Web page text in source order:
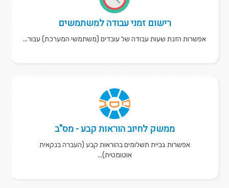
רישום זמני עבודה למשתמשים
אפשרות הזנת שעות עבודה של עובדים (משתמשי המערכת) עבור...
ממשק לחיוב הוראות קבע - מס"ב
אפשרות גביית תשלומים בהוראות קבע (העברה בנקאית
אוטומטית)...